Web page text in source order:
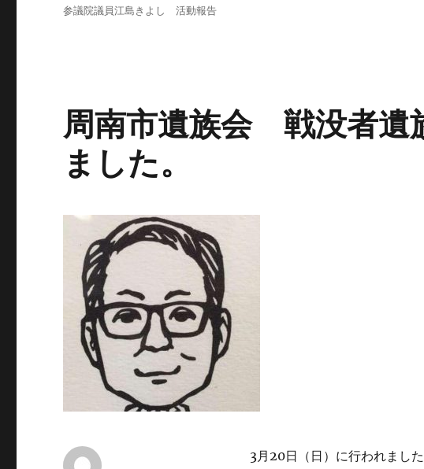
参議院議員江島きよし 活動報告
周南市遺族会 戦没者遺
ました。
3月20日（日）に行われまし